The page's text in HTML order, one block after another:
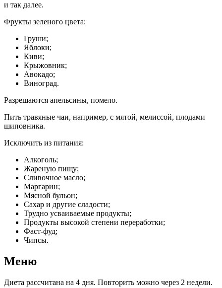
и так далее.
Фрукты зеленого цвета:
Груши;
Яблоки;
Киви;
Крыжовник;
Авокадо;
Виноград.
Разрешаются апельсины, помело.
Пить травяные чаи, например, с мятой, мелиссой, плодами
шиповника.
Исключить из питания:
Алкоголь;
Жареную пищу;
Сливочное масло;
Маргарин;
Мясной бульон;
Сахар и другие сладости;
Трудно усваиваемые продукты;
Продукты высокой степени переработки;
Фаст-фуд;
Чипсы.
Меню
Диета рассчитана на 4 дня. Повторить можно через 2 недели.